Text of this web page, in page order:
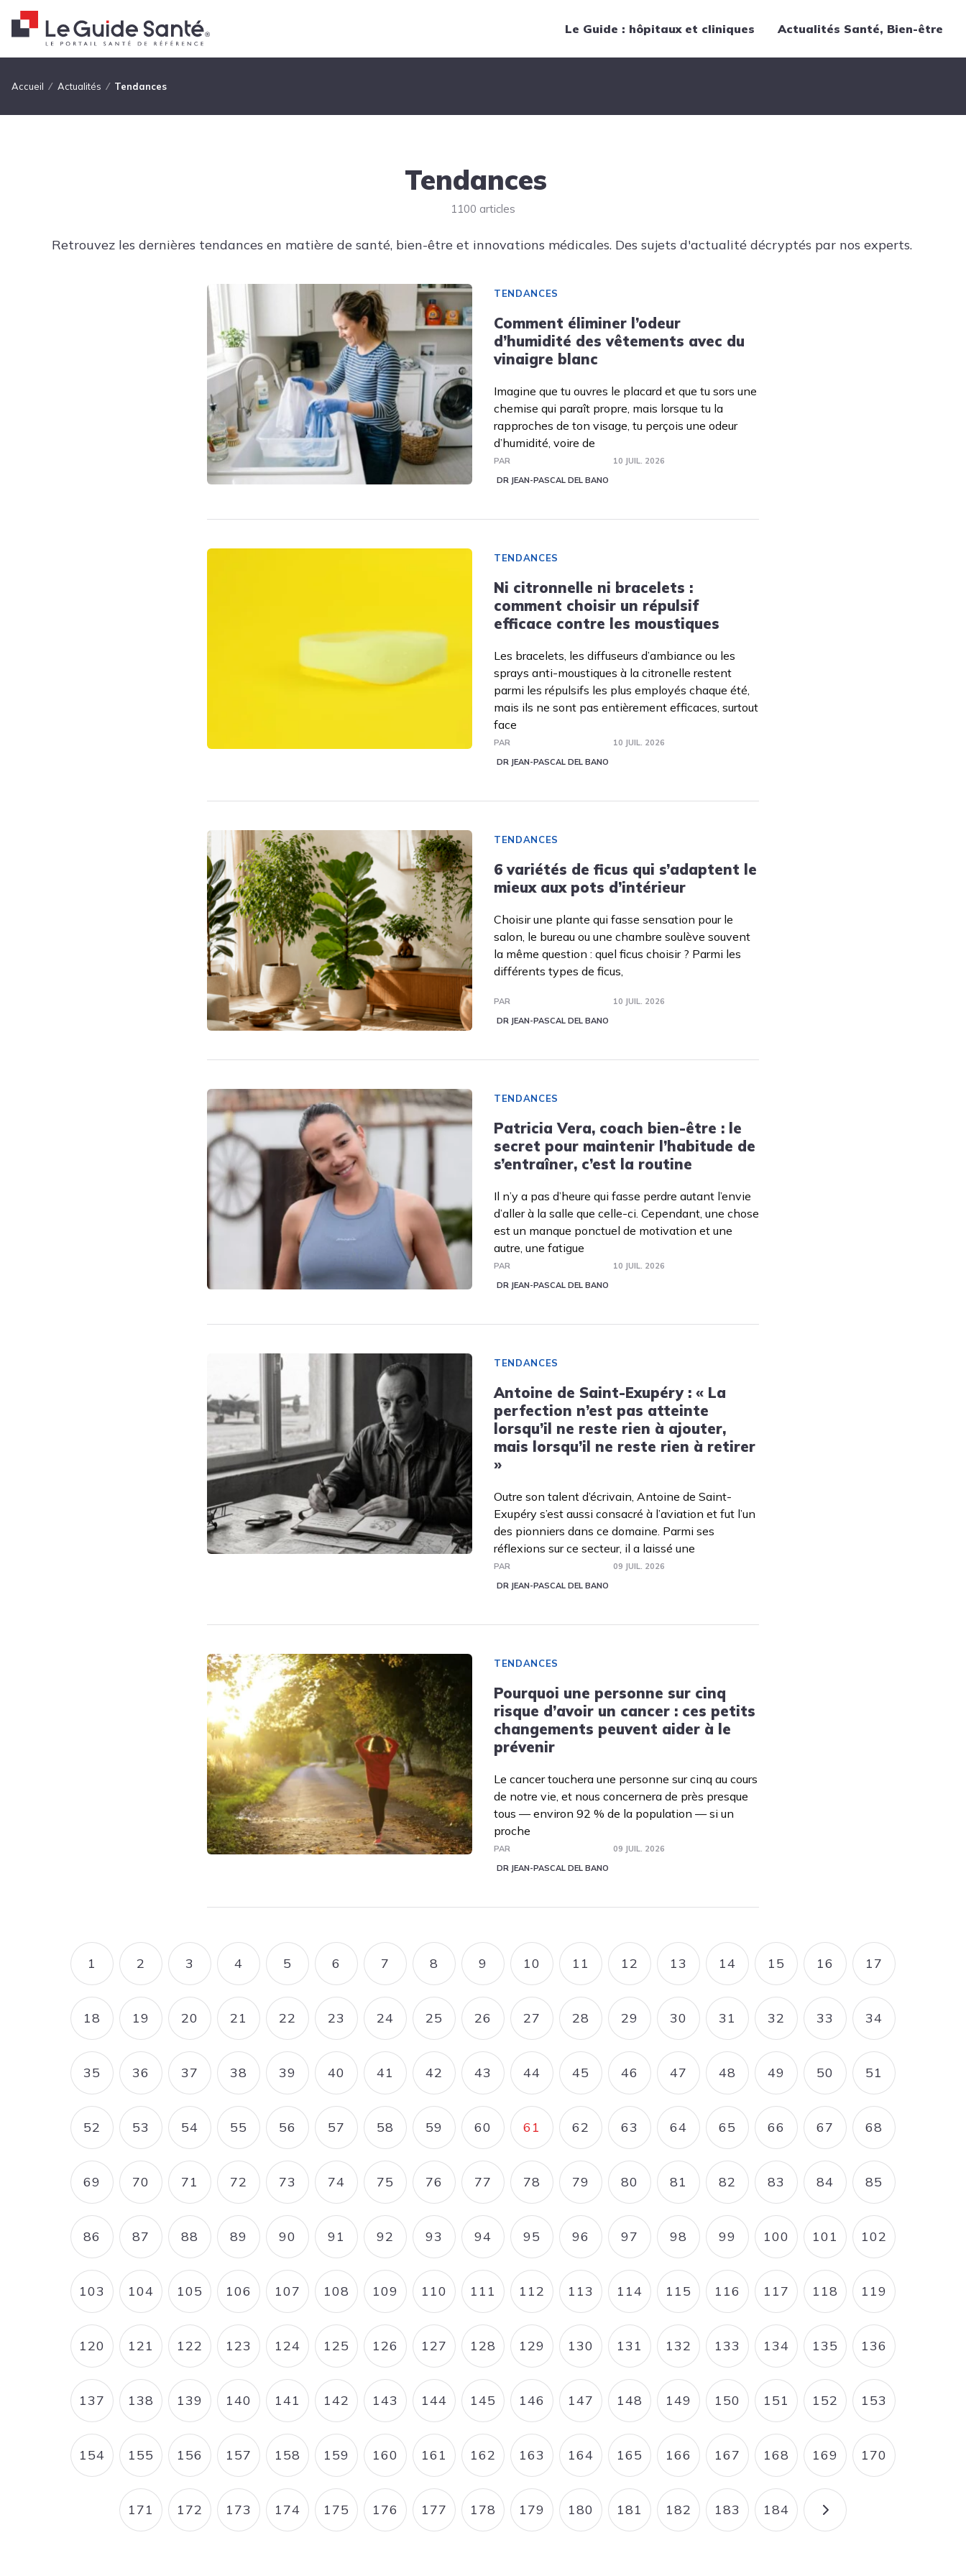
Le Guide : hôpitaux et cliniques Actualités Santé, Bien-être
Fil d'Ariane
Accueil Actualités Tendances
Tendances
1100 articles
Retrouvez les dernières tendances en matière de santé, bien-être et innovations médicales. Des sujets d'actualité décryptés par nos experts.
TENDANCES
Comment éliminer l’odeur
d’humidité des vêtements avec du
vinaigre blanc
Imagine que tu ouvres le placard et que tu sors une
chemise qui paraît propre, mais lorsque tu la
rapproches de ton visage, tu perçois une odeur
d’humidité, voire de
PAR
DR JEAN-PASCAL DEL BANO
10 JUIL. 2026
TENDANCES
Ni citronnelle ni bracelets :
comment choisir un répulsif
efficace contre les moustiques
Les bracelets, les diffuseurs d’ambiance ou les
sprays anti-moustiques à la citronelle restent
parmi les répulsifs les plus employés chaque été,
mais ils ne sont pas entièrement efficaces, surtout
face
PAR
DR JEAN-PASCAL DEL BANO
10 JUIL. 2026
TENDANCES
6 variétés de ficus qui s’adaptent le
mieux aux pots d’intérieur
Choisir une plante qui fasse sensation pour le
salon, le bureau ou une chambre soulève souvent
la même question : quel ficus choisir ? Parmi les
différents types de ficus,
PAR
DR JEAN-PASCAL DEL BANO
10 JUIL. 2026
TENDANCES
Patricia Vera, coach bien-être : le
secret pour maintenir l’habitude de
s’entraîner, c’est la routine
Il n’y a pas d’heure qui fasse perdre autant l’envie
d’aller à la salle que celle-ci. Cependant, une chose
est un manque ponctuel de motivation et une
autre, une fatigue
PAR
DR JEAN-PASCAL DEL BANO
10 JUIL. 2026
TENDANCES
Antoine de Saint-Exupéry : « La
perfection n’est pas atteinte
lorsqu’il ne reste rien à ajouter,
mais lorsqu’il ne reste rien à retirer
»
Outre son talent d’écrivain, Antoine de Saint-
Exupéry s’est aussi consacré à l’aviation et fut l’un
des pionniers dans ce domaine. Parmi ses
réflexions sur ce secteur, il a laissé une
PAR
DR JEAN-PASCAL DEL BANO
09 JUIL. 2026
TENDANCES
Pourquoi une personne sur cinq
risque d’avoir un cancer : ces petits
changements peuvent aider à le
prévenir
Le cancer touchera une personne sur cinq au cours
de notre vie, et nous concernera de près presque
tous — environ 92 % de la population — si un
proche
PAR
DR JEAN-PASCAL DEL BANO
09 JUIL. 2026
Pagination
PAGE
1 PAGE
2 PAGE
3 PAGE
4 PAGE
5 PAGE
6 PAGE
7 PAGE
8 PAGE
9 PAGE
10 PAGE
11 PAGE
12 PAGE
13 PAGE
14 PAGE
15 PAGE
16 PAGE
17
PAGE
18 PAGE
19 PAGE
20 PAGE
21 PAGE
22 PAGE
23 PAGE
24 PAGE
25 PAGE
26 PAGE
27 PAGE
28 PAGE
29 PAGE
30 PAGE
31 PAGE
32 PAGE
33 PAGE
34
PAGE
35 PAGE
36 PAGE
37 PAGE
38 PAGE
39 PAGE
40 PAGE
41 PAGE
42 PAGE
43 PAGE
44 PAGE
45 PAGE
46 PAGE
47 PAGE
48 PAGE
49 PAGE
50 PAGE
51
PAGE
52 PAGE
53 PAGE
54 PAGE
55 PAGE
56 PAGE
57 PAGE
58 PAGE
59 PAGE
60 PAGE COURANTE
61 PAGE
62 PAGE
63 PAGE
64 PAGE
65 PAGE
66 PAGE
67 PAGE
68
PAGE
69 PAGE
70 PAGE
71 PAGE
72 PAGE
73 PAGE
74 PAGE
75 PAGE
76 PAGE
77 PAGE
78 PAGE
79 PAGE
80 PAGE
81 PAGE
82 PAGE
83 PAGE
84 PAGE
85
PAGE
86 PAGE
87 PAGE
88 PAGE
89 PAGE
90 PAGE
91 PAGE
92 PAGE
93 PAGE
94 PAGE
95 PAGE
96 PAGE
97 PAGE
98 PAGE
99 PAGE
100 PAGE
101 PAGE
102
PAGE
103 PAGE
104 PAGE
105 PAGE
106 PAGE
107 PAGE
108 PAGE
109 PAGE
110 PAGE
111 PAGE
112 PAGE
113 PAGE
114 PAGE
115 PAGE
116 PAGE
117 PAGE
118 PAGE
119
PAGE
120 PAGE
121 PAGE
122 PAGE
123 PAGE
124 PAGE
125 PAGE
126 PAGE
127 PAGE
128 PAGE
129 PAGE
130 PAGE
131 PAGE
132 PAGE
133 PAGE
134 PAGE
135 PAGE
136
PAGE
137 PAGE
138 PAGE
139 PAGE
140 PAGE
141 PAGE
142 PAGE
143 PAGE
144 PAGE
145 PAGE
146 PAGE
147 PAGE
148 PAGE
149 PAGE
150 PAGE
151 PAGE
152 PAGE
153
PAGE
154 PAGE
155 PAGE
156 PAGE
157 PAGE
158 PAGE
159 PAGE
160 PAGE
161 PAGE
162 PAGE
163 PAGE
164 PAGE
165 PAGE
166 PAGE
167 PAGE
168 PAGE
169 PAGE
170
PAGE
171 PAGE
172 PAGE
173 PAGE
174 PAGE
175 PAGE
176 PAGE
177 PAGE
178 PAGE
179 PAGE
180 PAGE
181 PAGE
182 PAGE
183 PAGE
184 PAGE SUIVANTE